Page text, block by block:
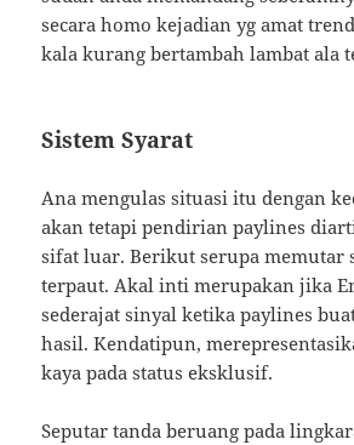
secara homo kejadian yg amat
kala kurang bertambah lambat ala
Sistem Syarat
Ana mengulas situasi itu dengan
akan tetapi pendirian paylines
sifat luar. Berikut serupa memutar
terpaut. Akal inti merupakan jika
sederajat sinyal ketika paylines
hasil. Kendatipun,
kaya pada status eksklusif.
Seputar tanda beruang pada